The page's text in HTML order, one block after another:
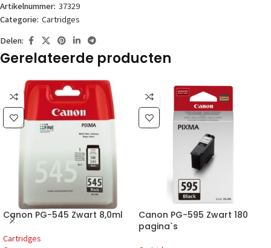
Artikelnummer: 37329
Categorie: Cartridges
Delen:
Gerelateerde producten
Canon PG-545 Zwart 8,0ml
Cartridges
Canon PG-595 Zwart 180
pagina`s